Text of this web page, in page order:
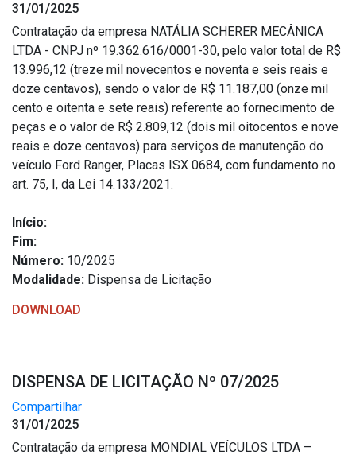
31/01/2025
Contratação da empresa NATÁLIA SCHERER MECÂNICA
LTDA - CNPJ nº 19.362.616/0001-30, pelo valor total de R$
13.996,12 (treze mil novecentos e noventa e seis reais e
doze centavos), sendo o valor de R$ 11.187,00 (onze mil
cento e oitenta e sete reais) referente ao fornecimento de
peças e o valor de R$ 2.809,12 (dois mil oitocentos e nove
reais e doze centavos) para serviços de manutenção do
veículo Ford Ranger, Placas ISX 0684, com fundamento no
art. 75, I, da Lei 14.133/2021.
Início:
Fim:
Número: 10/2025
Modalidade: Dispensa de Licitação
DOWNLOAD
DISPENSA DE LICITAÇÃO Nº 07/2025
Compartilhar
31/01/2025
Contratação da empresa MONDIAL VEÍCULOS LTDA –